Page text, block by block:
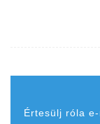
Értesülj róla